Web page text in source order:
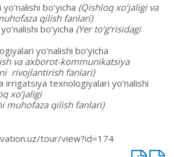
bo‘yicha (Qishloq xo‘jaligi va
qilish fanlari)
bo‘yicha (Yer to‘g‘risidagi
yo‘nalishi bo‘yicha
va axborot-kommunikatsiya
rivojlantirish fanlari)
irrigatsiya texnologiyalari yo‘nalishi
xo‘jaligi
muhofaza qilish fanlari)
tour/view?id=174